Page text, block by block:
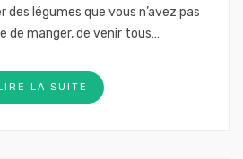
des légumes que vous n’avez pas
de manger, de venir tous…
LA SUITE